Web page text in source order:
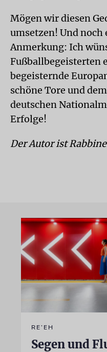
Mögen wir diesen
umsetzen! Und noch
Anmerkung: Ich
Fußballbegeisterten
begeisternde
schöne Tore und
deutschen
Erfolge!
Der Autor ist
RE’EH
Segen und